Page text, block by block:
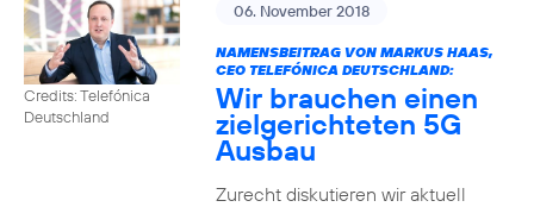
Credits: Telefónica
Deutschland
06. November 2018
NAMENSBEITRAG VON MARKUS HAAS,
CEO TELEFÓNICA DEUTSCHLAND:
Wir brauchen einen
zielgerichteten 5G
Ausbau
Zurecht diskutieren wir aktuell